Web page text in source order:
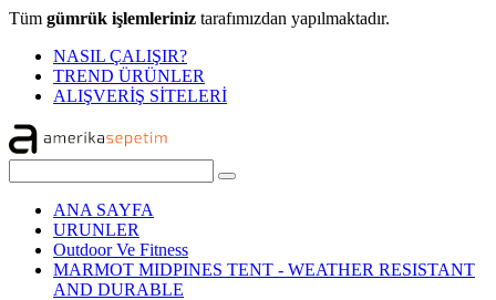
Tüm gümrük işlemleriniz tarafımızdan yapılmaktadır.
NASIL ÇALIŞIR?
TREND ÜRÜNLER
ALIŞVERİŞ SİTELERİ
ANA SAYFA
URUNLER
Outdoor Ve Fitness
MARMOT MIDPINES TENT - WEATHER RESISTANT
AND DURABLE